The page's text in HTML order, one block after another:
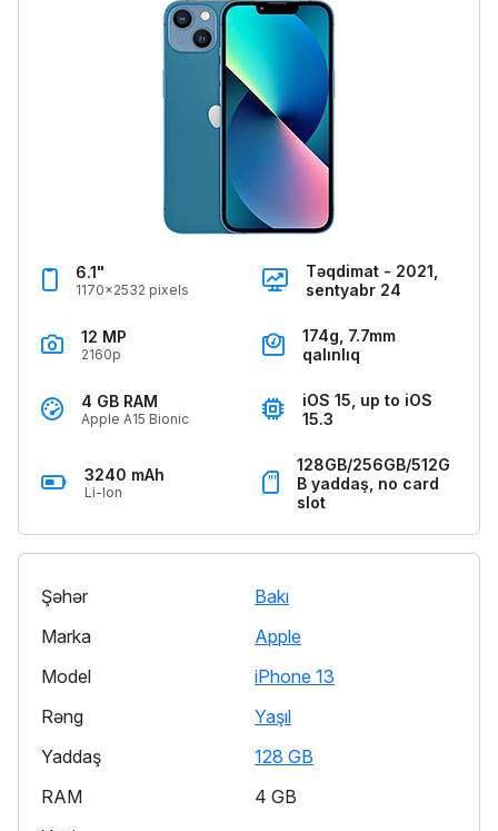
6.1"
1170x2532 pixels
Təqdimat - 2021,
sentyabr 24
12 MP
2160p
174g, 7.7mm
qalınlıq
4 GB RAM
Apple A15 Bionic
iOS 15, up to iOS
15.3
3240 mAh
Li-Ion
128GB/256GB/512G
B yaddaş, no card
slot
Şəhər
Bakı
Marka
Apple
Model
iPhone 13
Rəng
Yaşıl
Yaddaş
128 GB
RAM
4 GB